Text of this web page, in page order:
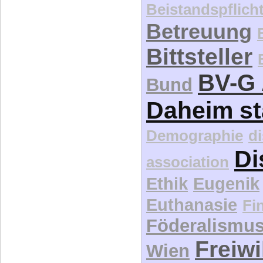
Betreuung
Bittsteller
Bund BV-
Daheim
Demographie
association
Ethik Eugenik
Euthanasie
Wien